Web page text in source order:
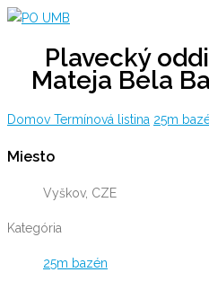
Skip
contentPlavecký
Mateja Bela
Domov Termínová listina 25m
Miesto
Vyškov, CZE
Kategória
25m bazén